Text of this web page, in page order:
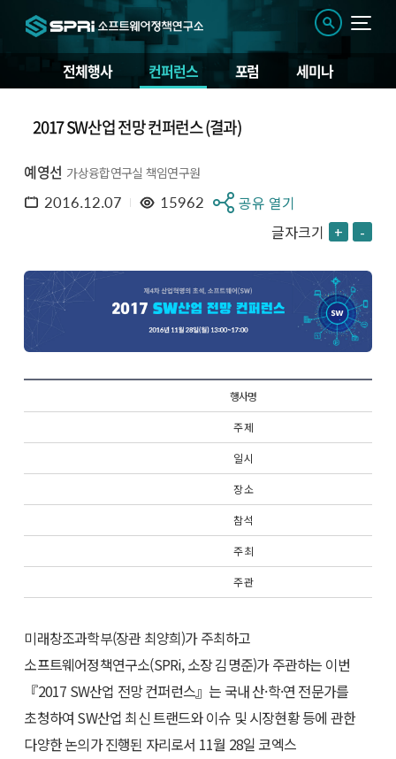
전체행사 컨퍼런스 포럼 세미나
2017 SW산업 전망 컨퍼런스 (결과)
예영선 가상융합연구실 책임연구원
2016.12.07 15962
공유 열기
글자크기 + -
행사명
주 제
일 시
장 소
참 석
주 최
주 관
미래창조과학부(장관 최양희)가 주최하고
소프트웨어정책연구소(SPRi, 소장 김명준)가 주관하는 이번
『2017 SW산업 전망 컨퍼런스』는 국내 산·학·연 전문가를
초청하여 SW산업 최신 트랜드와 이슈 및 시장현황 등에 관한
다양한 논의가 진행된 자리로서 11월 28일 코엑스